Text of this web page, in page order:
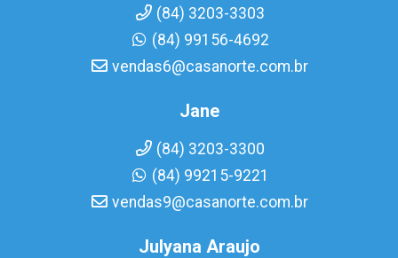
(84) 3203-3303
(84) 99156-4692
vendas6@casanorte.com.br
Jane
(84) 3203-3300
(84) 99215-9221
vendas9@casanorte.com.br
Julyana Araujo